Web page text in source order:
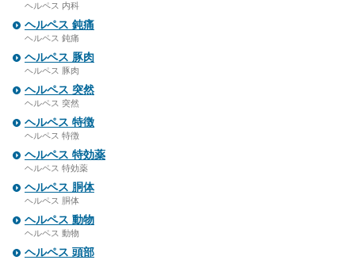
ヘルペス 内科
ヘルペス 鈍痛
ヘルペス 鈍痛
ヘルペス 豚肉
ヘルペス 豚肉
ヘルペス 突然
ヘルペス 突然
ヘルペス 特徴
ヘルペス 特徴
ヘルペス 特効薬
ヘルペス 特効薬
ヘルペス 胴体
ヘルペス 胴体
ヘルペス 動物
ヘルペス 動物
ヘルペス 頭部